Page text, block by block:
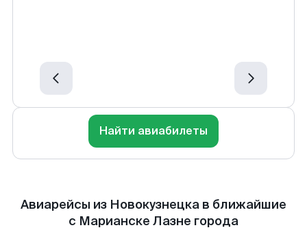
Найти авиабилеты
Авиарейсы из Новокузнецка в ближайшие
с Марианске Лазне города